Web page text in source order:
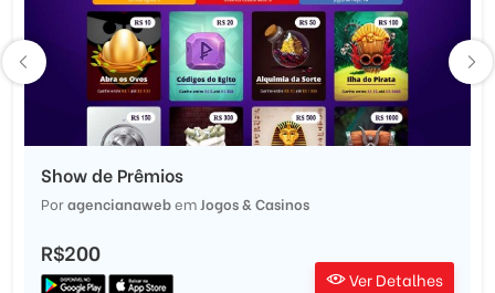
Show de Prêmios
Poragencianawebem Jogos & Casinos
R$200
Ver Detalhes